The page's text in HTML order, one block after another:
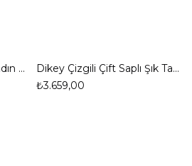
Uzun Askı Alternatifli Kadın El ve Omuz Çantası
Dikey Çizgili Çift Saplı Şık Tasarıma Sahip El Çantası
₺3.659,00